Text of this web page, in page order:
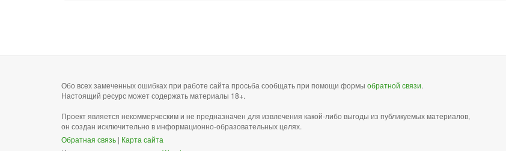
Обо всех замеченных ошибках при работе сайта просьба сообщать при помощи формы обратной связи.
Настоящий ресурс может содержать материалы 18+.
Проект является некоммерческим и не предназначен для извлечения какой-либо выгоды из публикуемых материалов,
он создан исключительно в информационно-образовательных целях.
Обратная связь | Карта сайта